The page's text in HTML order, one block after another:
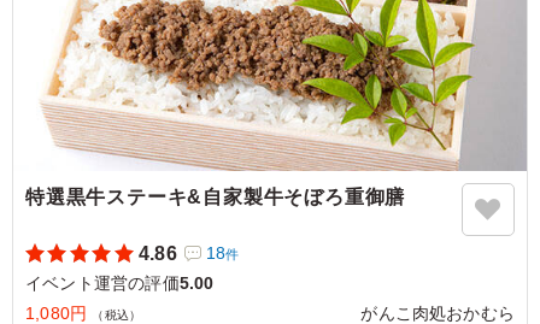
大阪府大阪市住之江区南港北2024/04/13
特選黒牛ステーキ&自家製牛そぼろ重御膳
4.86 18件
イベント運営の評価5.00
1,080円
（税込） がんこ肉処おかむら